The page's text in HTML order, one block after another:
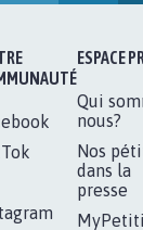
ESPACE
Qui
nous?
Nos
dans la
presse